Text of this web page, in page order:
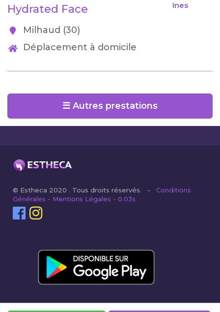
Ines
Hydrated Face
Milhaud (30)
Déplacement à domicile
☰ Autres prestations
© Estheca 2020 . Tous droits réservés. -Conditions
Générales - Mentions Légales - 0.03s